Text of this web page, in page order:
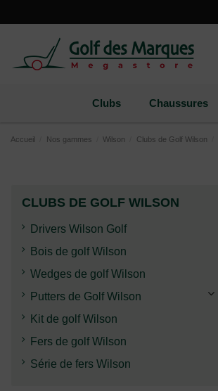
Clubs Chaussures
Accueil Nos gammes Wilson Clubs de Golf Wilson
CLUBS DE GOLF WILSON
Drivers Wilson Golf
Bois de golf Wilson
Wedges de golf Wilson
Putters de Golf Wilson
Kit de golf Wilson
Fers de golf Wilson
Série de fers Wilson